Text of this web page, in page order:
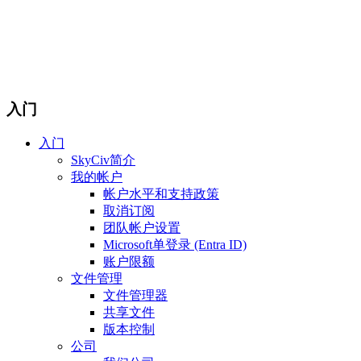
入门
入门
SkyCiv简介
我的帐户
帐户水平和支持政策
取消订阅
团队帐户设置
Microsoft单登录 (Entra ID)
账户限额
文件管理
文件管理器
共享文件
版本控制
公司